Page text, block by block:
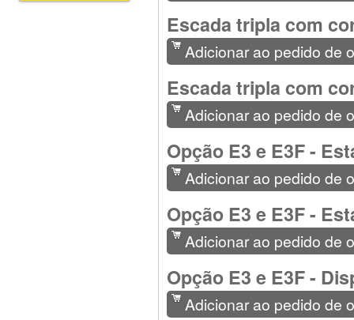
Escada tripla com
Adicionar ao pedido de
Escada tripla com
Adicionar ao pedido de
Opção E3 e E3F -
Adicionar ao pedido de
Opção E3 e E3F -
Adicionar ao pedido de
Opção E3 e E3F -
Adicionar ao pedido de